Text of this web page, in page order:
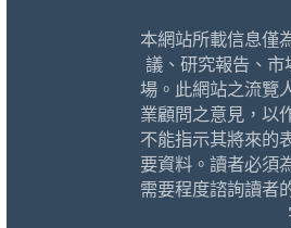
本網站所載信息僅
議、研究報告、
場。此網站之流覽
業顧問之意見，以
不能指示其將來的
要資料。讀者必須
需要程度諮詢讀者